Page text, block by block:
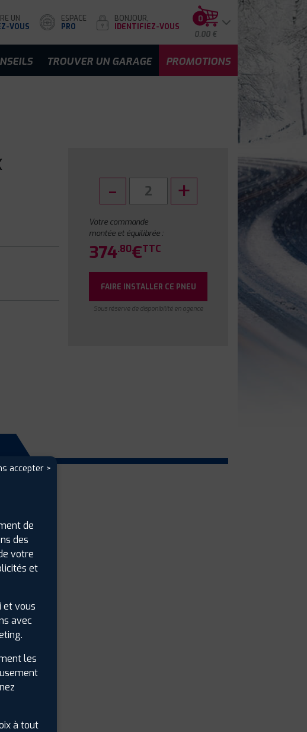
UN
VOUS
ESPACE
PRO
BONJOUR,
IDENTIFIEZ-VOUS
0
0.00 €
TROUVER UN GARAGE PROMOTIONS
Votre commande
montée et équilibrée :
374.80€TTC
FAIRE INSTALLER CE PNEU
Sous réserve de disponibilité en agence
accepter >
de
des
votre
et
et vous
avec
les
à tout